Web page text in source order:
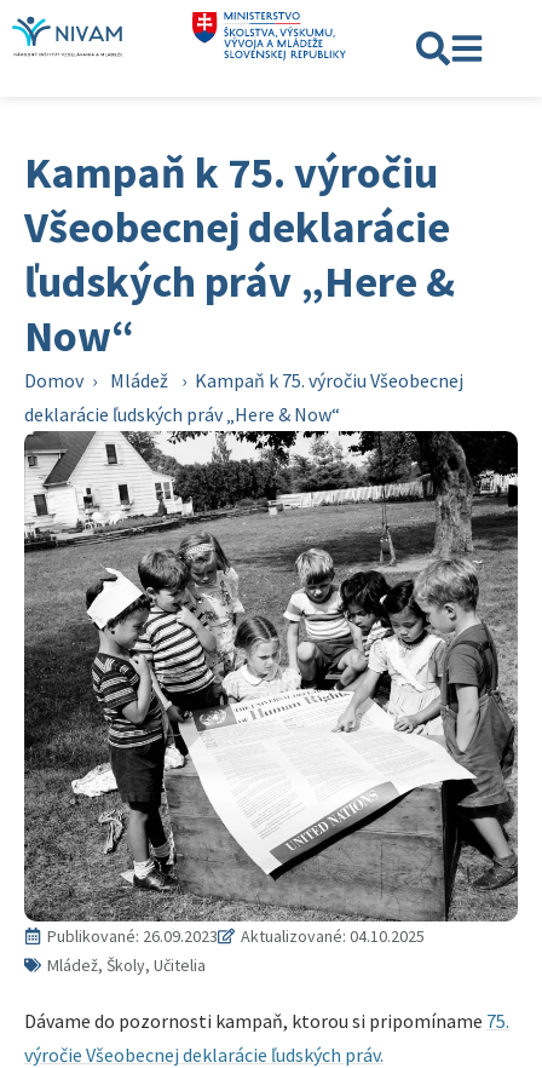
Kampaň k 75. výročiu
Všeobecnej deklarácie
ľudských práv „Here &
Now“
Domov › Mládež › Kampaň k 75. výročiu Všeobecnej
deklarácie ľudských práv „Here & Now“
Publikované: 26.09.2023
Aktualizované: 04.10.2025
Mládež, Školy, Učitelia
Dávame do pozornosti kampaň, ktorou si pripomíname 75.
výročie Všeobecnej deklarácie ľudských práv.